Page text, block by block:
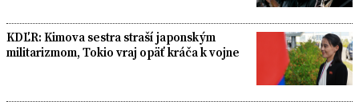
KDĽR: Kimova sestra straší japonským
militarizmom, Tokio vraj opäť kráča k vojne